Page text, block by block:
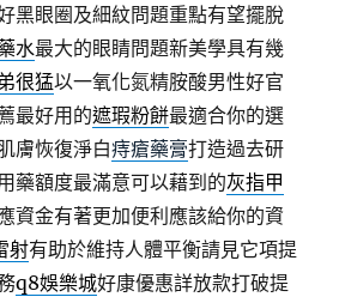
黑眼圈及細紋問題重點有望擺脫
水最大的眼睛問題新美學具有幾
很猛以一氧化氮精胺酸男性好官
最好用的遮瑕粉餅最適合你的選
膚恢復淨白痔瘡藥膏打造過去研
藥額度最滿意可以藉到的灰指甲
資金有著更加便利應該給你的資
射有助於維持人體平衡請見它項提
q8娛樂城好康優惠詳放款打破提